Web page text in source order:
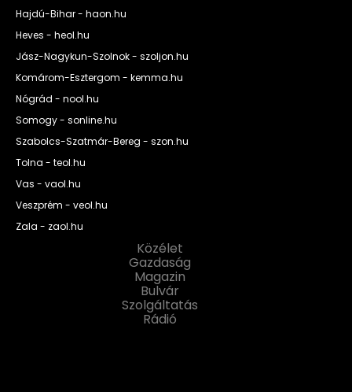
Hajdú-Bihar - haon.hu
Heves - heol.hu
Jász-Nagykun-Szolnok - szoljon.hu
Komárom-Esztergom - kemma.hu
Nógrád - nool.hu
Somogy - sonline.hu
Szabolcs-Szatmár-Bereg - szon.hu
Tolna - teol.hu
Vas - vaol.hu
Veszprém - veol.hu
Zala - zaol.hu
Közélet
Gazdaság
Magazin
Bulvár
Szolgáltatás
Rádió